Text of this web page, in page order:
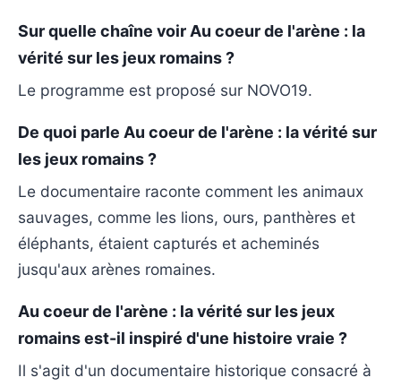
Sur quelle chaîne voir Au coeur de l'arène : la
vérité sur les jeux romains ?
Le programme est proposé sur NOVO19.
De quoi parle Au coeur de l'arène : la vérité sur
les jeux romains ?
Le documentaire raconte comment les animaux
sauvages, comme les lions, ours, panthères et
éléphants, étaient capturés et acheminés
jusqu'aux arènes romaines.
Au coeur de l'arène : la vérité sur les jeux
romains est-il inspiré d'une histoire vraie ?
Il s'agit d'un documentaire historique consacré à